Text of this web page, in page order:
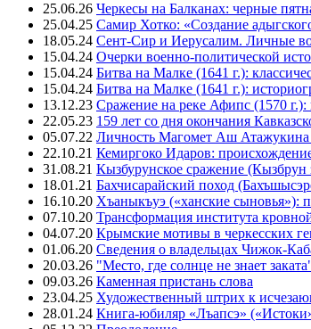
25.06.26 Черкесы на Балканах: черные
25.04.25 Самир Хотко: «Создание
18.05.24 Сент-Сир и Иерусалим. Личные
15.04.24 Очерки военно-политической
15.04.24 Битва на Малке (1641 г.):
15.04.24 Битва на Малке (1641 г.):
13.12.23 Сражение на реке Афипс (1570 г.):
22.05.23 159 лет со дня окончания
05.07.22 Личность Магомет Аш Атажукина
22.10.21 Кемиргоко Идаров:
31.08.21 Кызбурунское сражение
18.01.21 Бахчисарайский поход
16.10.20 Хъаныкъуэ («ханские сыновья»):
07.10.20 Трансформация института
04.07.20 Крымские мотивы в черкесских
01.06.20 Сведения о владельцах Чижок-
20.03.26 "Место, где солнце не знает
09.03.26 Каменная пристань слова
23.04.25 Художественный штрих к
28.01.24 Книга-юбиляр «Лъапсэ»